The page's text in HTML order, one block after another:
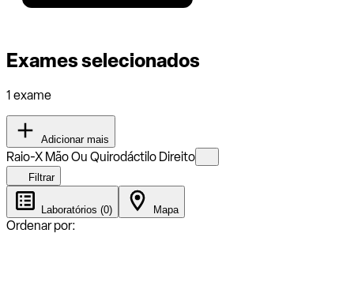
Exames selecionados
1 exame
Adicionar mais
Raio-X Mão Ou Quirodáctilo Direito
Filtrar
Laboratórios (0) Mapa
Ordenar por: